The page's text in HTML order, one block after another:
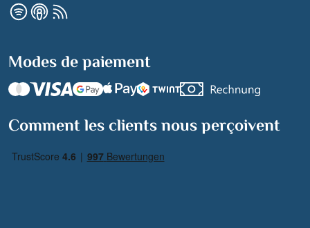
Modes de paiement
Comment les clients nous perçoivent